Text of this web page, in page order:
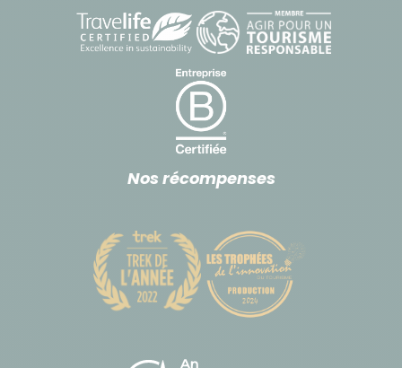
Nos récompenses